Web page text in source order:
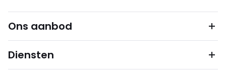
Ons aanbod
Diensten